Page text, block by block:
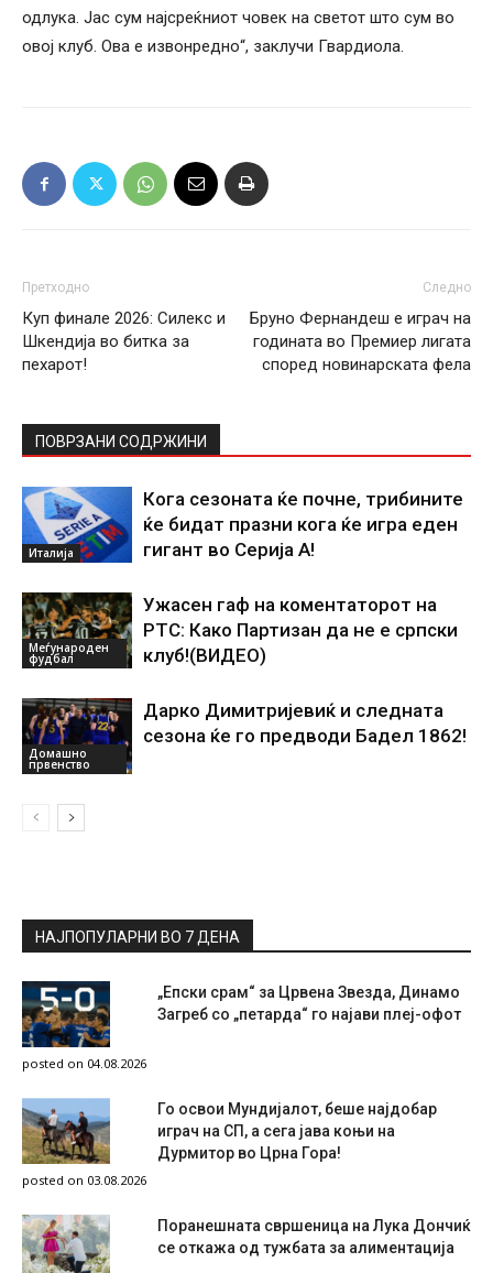
одлука. Јас сум најсреќниот човек на светот што сум во
овој клуб. Ова е извонредно“, заклучи Гвардиола.
Претходно
Куп финале 2026: Силекс и
Шкендија во битка за
пехарот!
Следно
Бруно Фернандеш е играч на
годината во Премиер лигата
според новинарската фела
ПОВРЗАНИ СОДРЖИНИ
Италија
Кога сезоната ќе почне, трибините
ќе бидат празни кога ќе игра еден
гигант во Серија А!
Меѓународен
фудбал
Ужасен гаф на коментаторот на
РТС: Како Партизан да не е српски
клуб!(ВИДЕО)
Домашно
првенство
Дарко Димитријевиќ и следната
сезона ќе го предводи Бадел 1862!
НАЈПОПУЛАРНИ ВО 7 ДЕНА
„Епски срам“ за Црвена Звезда, Динамо
Загреб со „петарда“ го најави плеј-офот
posted on 04.08.2026
Го освои Мундијалот, беше најдобар
играч на СП, а сега јава коњи на
Дурмитор во Црна Гора!
posted on 03.08.2026
Поранешната свршеница на Лука Дончиќ
се откажа од тужбата за алиментација